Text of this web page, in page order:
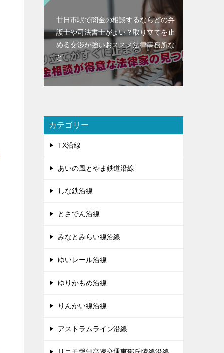
廿日市駅で闇金の相談するならどの弁
護士や司法書士がよい？取り立てを止
める交渉が強いおススメ法律事務所な
ど
カテゴリー
TX沿線
あいの風とやま鉄道沿線
しな鉄沿線
とさでん沿線
みなとみらい線沿線
ゆいレール沿線
ゆりかもめ沿線
りんかい線沿線
アストラムライン沿線